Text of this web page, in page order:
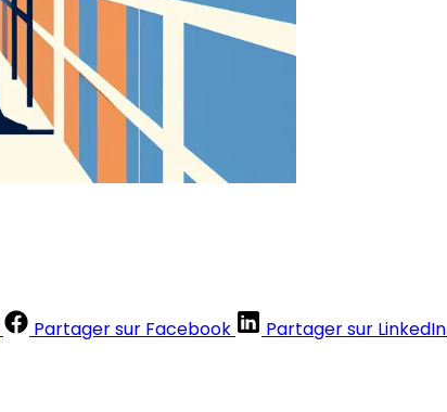
Partager sur Facebook Partager sur LinkedIn